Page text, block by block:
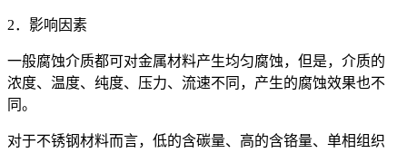
2．影响因素
一般腐蚀介质都可对金属材料产生均匀腐蚀，但是，介质的
浓度、温度、纯度、压力、流速不同，产生的腐蚀效果也不
同。
对于不锈钢材料而言，低的含碳量、高的含铬量、单相组织